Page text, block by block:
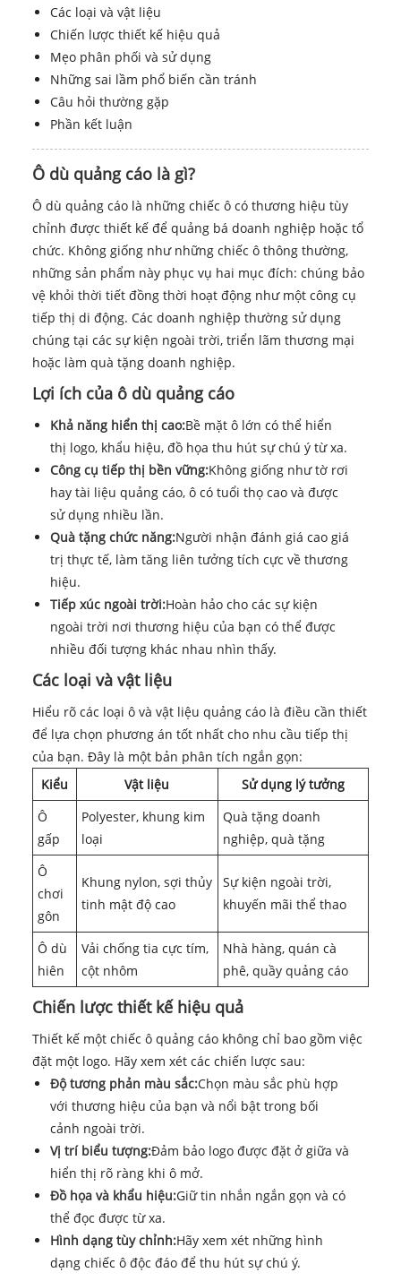
Các loại và vật liệu
Chiến lược thiết kế hiệu quả
Mẹo phân phối và sử dụng
Những sai lầm phổ biến cần tránh
Câu hỏi thường gặp
Phần kết luận
Ô dù quảng cáo là gì?
Ô dù quảng cáo là những chiếc ô có thương hiệu tùy
chỉnh được thiết kế để quảng bá doanh nghiệp hoặc tổ
chức. Không giống như những chiếc ô thông thường,
những sản phẩm này phục vụ hai mục đích: chúng bảo
vệ khỏi thời tiết đồng thời hoạt động như một công cụ
tiếp thị di động. Các doanh nghiệp thường sử dụng
chúng tại các sự kiện ngoài trời, triển lãm thương mại
hoặc làm quà tặng doanh nghiệp.
Lợi ích của ô dù quảng cáo
Khả năng hiển thị cao:Bề mặt ô lớn có thể hiển
thị logo, khẩu hiệu, đồ họa thu hút sự chú ý từ xa.
Công cụ tiếp thị bền vững:Không giống như tờ rơi
hay tài liệu quảng cáo, ô có tuổi thọ cao và được
sử dụng nhiều lần.
Quà tặng chức năng:Người nhận đánh giá cao giá
trị thực tế, làm tăng liên tưởng tích cực về thương
hiệu.
Tiếp xúc ngoài trời:Hoàn hảo cho các sự kiện
ngoài trời nơi thương hiệu của bạn có thể được
nhiều đối tượng khác nhau nhìn thấy.
Các loại và vật liệu
Hiểu rõ các loại ô và vật liệu quảng cáo là điều cần thiết
để lựa chọn phương án tốt nhất cho nhu cầu tiếp thị
của bạn. Đây là một bản phân tích ngắn gọn:
Kiểu
Vật liệu
Sử dụng lý tưởng
Ô
gấp
Polyester, khung kim
loại
Quà tặng doanh
nghiệp, quà tặng
Ô
chơi
gôn
Khung nylon, sợi thủy
tinh mật độ cao
Sự kiện ngoài trời,
khuyến mãi thể thao
Ô dù
hiên
Vải chống tia cực tím,
cột nhôm
Nhà hàng, quán cà
phê, quầy quảng cáo
Chiến lược thiết kế hiệu quả
Thiết kế một chiếc ô quảng cáo không chỉ bao gồm việc
đặt một logo. Hãy xem xét các chiến lược sau:
Độ tương phản màu sắc:Chọn màu sắc phù hợp
với thương hiệu của bạn và nổi bật trong bối
cảnh ngoài trời.
Vị trí biểu tượng:Đảm bảo logo được đặt ở giữa và
hiển thị rõ ràng khi ô mở.
Đồ họa và khẩu hiệu:Giữ tin nhắn ngắn gọn và có
thể đọc được từ xa.
Hình dạng tùy chỉnh:Hãy xem xét những hình
dạng chiếc ô độc đáo để thu hút sự chú ý.